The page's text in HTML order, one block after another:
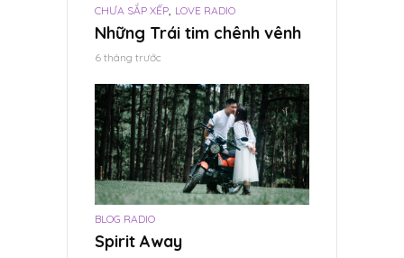
CHƯA SẮP XẾP, LOVE RADIO
Những Trái tim chênh vênh
6 tháng trước
BLOG RADIO
Spirit Away